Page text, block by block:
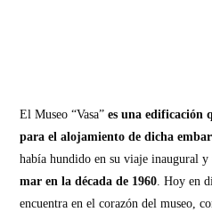
El Museo “Vasa”es una edificación
para el alojamiento de dicha
había hundido en su viaje inaugural y
mar en la década de 1960. Hoy en
encuentra en el corazón del museo,